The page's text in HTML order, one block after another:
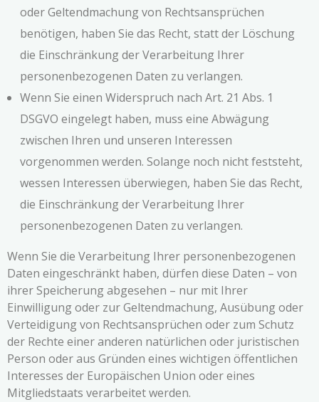
oder Geltendmachung von Rechtsansprüchen
benötigen, haben Sie das Recht, statt der Löschung
die Einschränkung der Verarbeitung Ihrer
personenbezogenen Daten zu verlangen.
Wenn Sie einen Widerspruch nach Art. 21 Abs. 1
DSGVO eingelegt haben, muss eine Abwägung
zwischen Ihren und unseren Interessen
vorgenommen werden. Solange noch nicht feststeht,
wessen Interessen überwiegen, haben Sie das Recht,
die Einschränkung der Verarbeitung Ihrer
personenbezogenen Daten zu verlangen.
Wenn Sie die Verarbeitung Ihrer personenbezogenen
Daten eingeschränkt haben, dürfen diese Daten – von
ihrer Speicherung abgesehen – nur mit Ihrer
Einwilligung oder zur Geltendmachung, Ausübung oder
Verteidigung von Rechtsansprüchen oder zum Schutz
der Rechte einer anderen natürlichen oder juristischen
Person oder aus Gründen eines wichtigen öffentlichen
Interesses der Europäischen Union oder eines
Mitgliedstaats verarbeitet werden.